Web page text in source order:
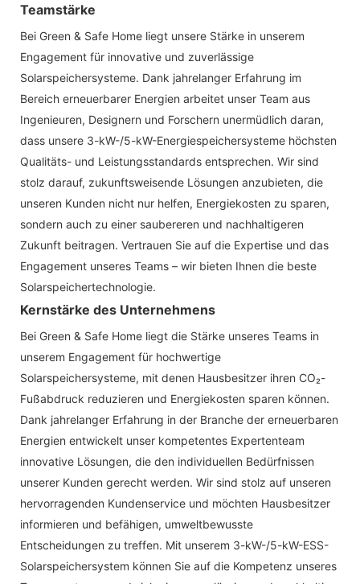
Teamstärke
Bei Green & Safe Home liegt unsere Stärke in unserem
Engagement für innovative und zuverlässige
Solarspeichersysteme. Dank jahrelanger Erfahrung im
Bereich erneuerbarer Energien arbeitet unser Team aus
Ingenieuren, Designern und Forschern unermüdlich daran,
dass unsere 3-kW-/5-kW-Energiespeichersysteme höchsten
Qualitäts- und Leistungsstandards entsprechen. Wir sind
stolz darauf, zukunftsweisende Lösungen anzubieten, die
unseren Kunden nicht nur helfen, Energiekosten zu sparen,
sondern auch zu einer saubereren und nachhaltigeren
Zukunft beitragen. Vertrauen Sie auf die Expertise und das
Engagement unseres Teams – wir bieten Ihnen die beste
Solarspeichertechnologie.
Kernstärke des Unternehmens
Bei Green & Safe Home liegt die Stärke unseres Teams in
unserem Engagement für hochwertige
Solarspeichersysteme, mit denen Hausbesitzer ihren CO₂-
Fußabdruck reduzieren und Energiekosten sparen können.
Dank jahrelanger Erfahrung in der Branche der erneuerbaren
Energien entwickelt unser kompetentes Expertenteam
innovative Lösungen, die den individuellen Bedürfnissen
unserer Kunden gerecht werden. Wir sind stolz auf unseren
hervorragenden Kundenservice und möchten Hausbesitzer
informieren und befähigen, umweltbewusste
Entscheidungen zu treffen. Mit unserem 3-kW-/5-kW-ESS-
Solarspeichersystem können Sie auf die Kompetenz unseres